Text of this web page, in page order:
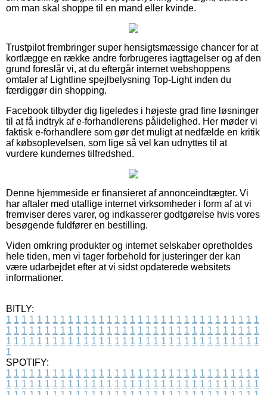
om man skal shoppe til en mand eller kvinde.
Trustpilot frembringer super hensigtsmæssige chancer for at
kortlægge en række andre forbrugeres iagttagelser og af den
grund foreslår vi, at du eftergår internet webshoppens
omtaler af Lightline spejlbelysning Top-Light inden du
færdiggør din shopping.
Facebook tilbyder dig ligeledes i højeste grad fine løsninger
til at få indtryk af e-forhandlerens pålidelighed. Her møder vi
faktisk e-forhandlere som gør det muligt at nedfælde en kritik
af købsoplevelsen, som lige så vel kan udnyttes til at
vurdere kundernes tilfredshed.
Denne hjemmeside er finansieret af annonceindtægter. Vi
har aftaler med utallige internet virksomheder i form af at vi
fremviser deres varer, og indkasserer godtgørelse hvis vores
besøgende fuldfører en bestilling.
Viden omkring produkter og internet selskaber opretholdes
hele tiden, men vi tager forbehold for justeringer der kan
være udarbejdet efter at vi sidst opdaterede websitets
informationer.
BITLY:
1 1 1 1 1 1 1 1 1 1 1 1 1 1 1 1 1 1 1 1 1 1 1 1 1 1 1 1 1 1 1 1 1
1 1 1 1 1 1 1 1 1 1 1 1 1 1 1 1 1 1 1 1 1 1 1 1 1 1 1 1 1 1 1 1 1
1 1 1 1 1 1 1 1 1 1 1 1 1 1 1 1 1 1 1 1 1 1 1 1 1 1 1 1 1 1 1 1 1
1
SPOTIFY:
1 1 1 1 1 1 1 1 1 1 1 1 1 1 1 1 1 1 1 1 1 1 1 1 1 1 1 1 1 1 1 1 1
1 1 1 1 1 1 1 1 1 1 1 1 1 1 1 1 1 1 1 1 1 1 1 1 1 1 1 1 1 1 1 1 1